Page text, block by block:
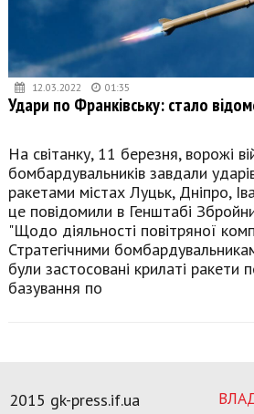
12.03.2022 01:35
Удари по Франківську: стало
На світанку, 11 березня, ворожі
бомбардувальників завдали
ракетами містах Луцьк, Дніпро,
це повідомили в Генштабі
"Щодо діяльності повітряної
Стратегічними
були застосовані крилаті ракети
базування по
2015 gk-press.if.ua